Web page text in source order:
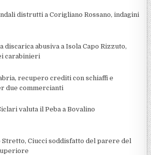
distrutti a Corigliano Rossano, indagini
discarica abusiva a Isola Capo Rizzuto,
carabinieri
recupero crediti con schiaffi e
due commercianti
valuta il Peba a Bovalino
Stretto, Ciucci soddisfatto del parere del